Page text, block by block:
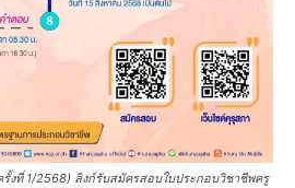
งที่ 1/2568) ลิงก์รับสมัครสอบใบประกอบวิชาชีพครู